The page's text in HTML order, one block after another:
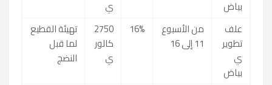
بياض
ي
علف
تطوير
ي
بياض
من الأسبوع
11 إلى 16
16%
2750
كالور
ي
تهيئة القطيع
لما قبل
النضج